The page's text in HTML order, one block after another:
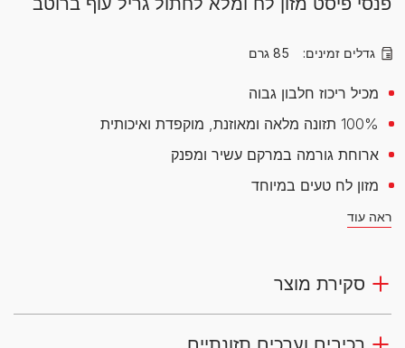
גדלים זמינים: 85 גרם
מכיל ריכוז חלבון גבוה
100% תזונה מלאה ומאוזנת, מוקפדת ואיכותית
ארוחת גורמה במרקם עשיר ומפנק
מזון לח טעים במיוחד
ראה עוד
סקירת מוצר